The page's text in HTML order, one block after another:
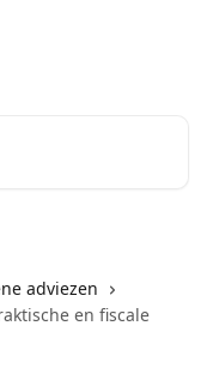
adviezen
en fiscale